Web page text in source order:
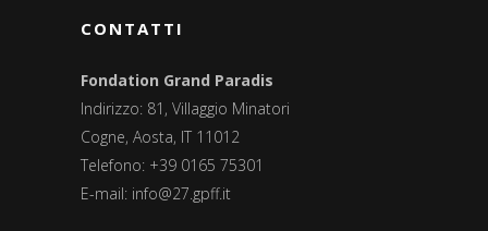
CONTATTI
Fondation Grand Paradis
Indirizzo: 81, Villaggio Minatori
Cogne, Aosta, IT 11012
Telefono: +39 0165 75301
E-mail: info@27.gpff.it